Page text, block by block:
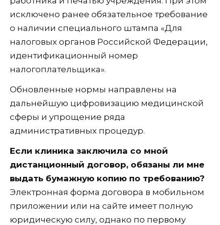
исключено ранее обязательное требование
о наличии специального штампа «Для
налоговых органов Российской Федерации,
идентификационный номер
налогоплательщика».
Обновленные нормы направлены на
дальнейшую цифровизацию медицинской
сферы и упрощение ряда
административных процедур.
Если клиника заключила со мной
дистанционный договор, обязаны ли мне
выдать бумажную копию по требованию?
Электронная форма договора в мобильном
приложении или на сайте имеет полную
юридическую силу, однако по первому